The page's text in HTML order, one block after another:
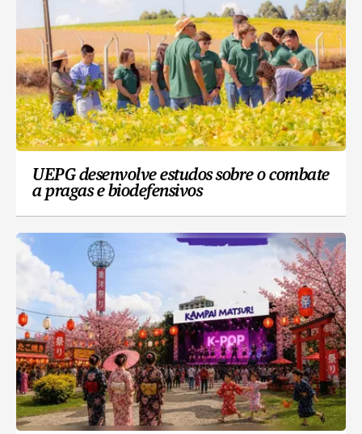
UEPG desenvolve estudos sobre o combate
a pragas e biodefensivos